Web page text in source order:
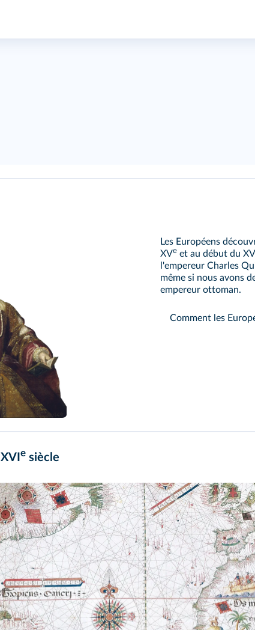
Les Européens
XVe et au début du XVI
l'empereur Charles
même si nous avons
empereur ottoman.
Comment les
e siècle